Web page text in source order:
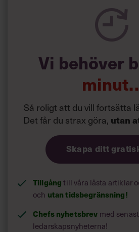
måste sidan alltid finnas tillgänglig.
tekniskt, att sidan inte skulle
konkurrenterna är inte något större
Vad säger folk när du berättar
»En vanlig kommentar är frågan:
Martin Freys bästa säljtips:
kolla vad andra tar betalt för
på samma nivå eller strax under.
Bilderna.En bild säger mer än
Annonstexten. Skriv sådant
potentiella köpare. Håll texten kort
Vi behöver
Så roligt att du vill fortsätta
Det får du strax göra, utan
Skapa ditt
Tillgång till våra låsta artiklar
och utan tidsbegränsning!
Chefs nyhetsbrev med
ledarskapsnyheterna!